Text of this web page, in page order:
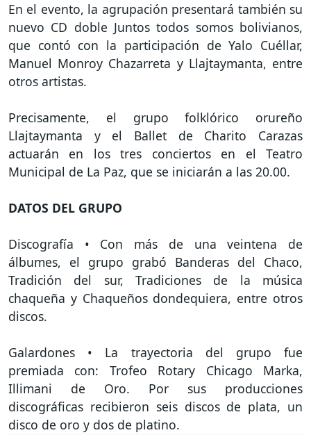
En el evento, la agrupación presentará también su
nuevo CD doble Juntos todos somos bolivianos,
que contó con la participación de Yalo Cuéllar,
Manuel Monroy Chazarreta y Llajtaymanta, entre
otros artistas.
Precisamente, el grupo folklórico orureño
Llajtaymanta y el Ballet de Charito Carazas
actuarán en los tres conciertos en el Teatro
Municipal de La Paz, que se iniciarán a las 20.00.
DATOS DEL GRUPO
Discografía • Con más de una veintena de
álbumes, el grupo grabó Banderas del Chaco,
Tradición del sur, Tradiciones de la música
chaqueña y Chaqueños dondequiera, entre otros
discos.
Galardones • La trayectoria del grupo fue
premiada con: Trofeo Rotary Chicago Marka,
Illimani de Oro. Por sus producciones
discográficas recibieron seis discos de plata, un
disco de oro y dos de platino.